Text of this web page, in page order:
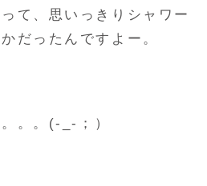
て、思いっきりシャワー
だったんですよー。
。。(-_-；）